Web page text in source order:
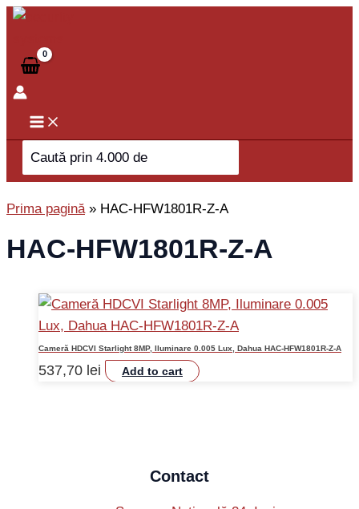
Skip
content
Search
for:
Prima pagină» HAC-HFW1801R-Z-A
HAC-HFW1801R-Z-A
Cameră HDCVI Starlight 8MP, Iluminare 0.005 Lux, Dahua HAC-HFW1801R-Z-A
537,70 lei Add to cart
Contact